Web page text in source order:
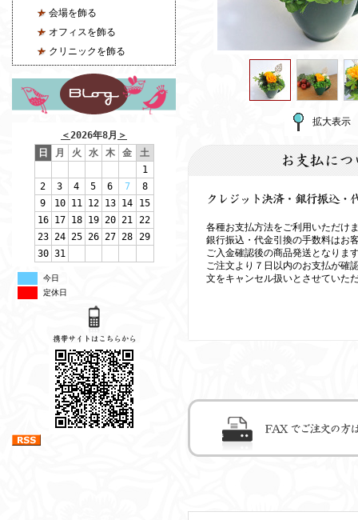
会場を飾る
オフィスを飾る
クリニックを飾る
＜2026年8月 ＞
日
月 火 水 木 金
土
1
2
3 4 5 6 7
8
9
10 11 12 13 14
15
16
17 18 19 20 21 22
23 24 25 26 27 28 29
30 31
今日
定休日
拡大表示
各種お支払方法をご利用いただけ
銀行振込・代金引換の手数料はお
ご入金確認後の商品発送となりま
ご注文より７日以内のお支払が確
文をキャンセル扱いとさせていた